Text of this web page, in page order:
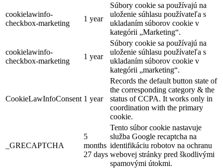
cookielawinfo-
checkbox-marketing
1 year
Súbory cookie sa používajú na
uloženie súhlasu používateľa s
ukladaním súborov cookie v
kategórii „Marketing“.
cookielawinfo-
checkbox-marketing
1 year
Súbory cookie sa používajú na
uloženie súhlasu používateľa s
ukladaním súborov cookie v
kategórii „marketing“.
CookieLawInfoConsent 1 year
Records the default button state of
the corresponding category & the
status of CCPA. It works only in
coordination with the primary
cookie.
_GRECAPTCHA
5
months
27 days
Tento súbor cookie nastavuje
služba Google recaptcha na
identifikáciu robotov na ochranu
webovej stránky pred škodlivými
spamovými útokmi.